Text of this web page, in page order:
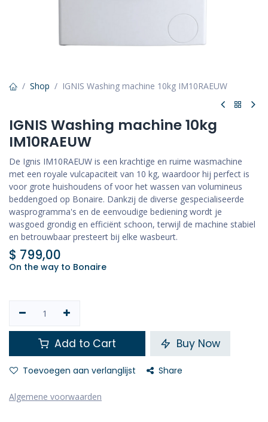
Shop IGNIS Washing machine 10kg IM10RAEUW
IGNIS Washing machine 10kg
IM10RAEUW
De Ignis IM10RAEUW is een krachtige en ruime wasmachine
met een royale vulcapaciteit van 10 kg, waardoor hij perfect is
voor grote huishoudens of voor het wassen van volumineus
beddengoed op Bonaire. Dankzij de diverse gespecialiseerde
wasprogramma's en de eenvoudige bediening wordt je
wasgoed grondig en efficiënt schoon, terwijl de machine stabiel
en betrouwbaar presteert bij elke wasbeurt.
$ 799,00
On the way to Bonaire
Add to Cart Buy Now
Toevoegen aan verlanglijst Share
Algemene voorwaarden